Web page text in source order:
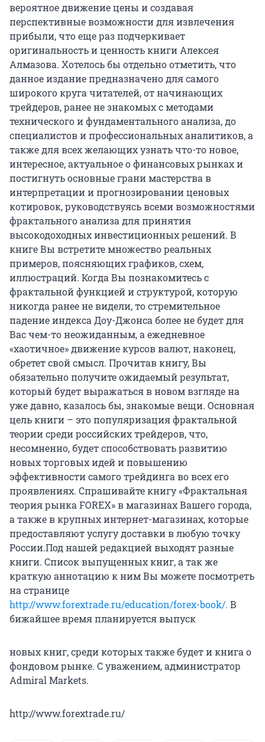
вероятное движение цены и создавая
перспективные возможности для извлечения
прибыли, что еще раз подчеркивает
оригинальность и ценность книги Алексея
Алмазова. Хотелось бы отдельно отметить, что
данное издание предназначено для самого
широкого круга читателей, от начинающих
трейдеров, ранее не знакомых с методами
технического и фундаментального анализа, до
специалистов и профессиональных аналитиков, а
также для всех желающих узнать что-то новое,
интересное, актуальное о финансовых рынках и
постигнуть основные грани мастерства в
интерпретации и прогнозировании ценовых
котировок, руководствуясь всеми возможностями
фрактального анализа для принятия
высокодоходных инвестиционных решений. В
книге Вы встретите множество реальных
примеров, поясняющих графиков, схем,
иллюстраций. Когда Вы познакомитесь с
фрактальной функцией и структурой, которую
никогда ранее не видели, то стремительное
падение индекса Доу-Джонса более не будет для
Вас чем-то неожиданным, а ежедневное
«хаотичное» движение курсов валют, наконец,
обретет свой смысл. Прочитав книгу, Вы
обязательно получите ожидаемый результат,
который будет выражаться в новом взгляде на
уже давно, казалось бы, знакомые вещи. Основная
цель книги – это популяризация фрактальной
теории среди российских трейдеров, что,
несомненно, будет способствовать развитию
новых торговых идей и повышению
эффективности самого трейдинга во всех его
проявлениях. Спрашивайте книгу «Фрактальная
теория рынка FOREX» в магазинах Вашего города,
а также в крупных интернет-магазинах, которые
предоставляют услугу доставки в любую точку
России.Под нашей редакцией выходят разные
книги. Список выпущенных книг, а так же
краткую аннотацию к ним Вы можете посмотреть
на странице
http://www.forextrade.ru/education/forex-book/. В
бижайшее время планируется выпуск
новых книг, среди которых также будет и книга о
фондовом рынке. С уважением, администратор
Admiral Markets.
http://www.forextrade.ru/